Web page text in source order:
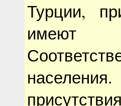
Турции,
имеют